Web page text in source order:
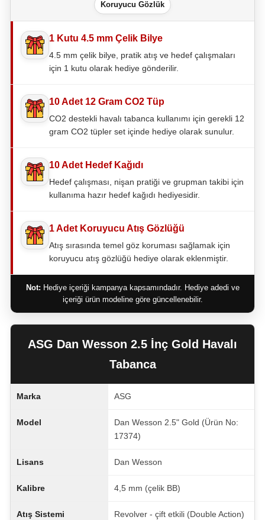
Koruyucu Gözlük
1 Kutu 4.5 mm Çelik Bilye
4.5 mm çelik bilye, pratik atış ve hedef çalışmaları
için 1 kutu olarak hediye gönderilir.
10 Adet 12 Gram CO2 Tüp
CO2 destekli havalı tabanca kullanımı için gerekli 12
gram CO2 tüpler set içinde hediye olarak sunulur.
10 Adet Hedef Kağıdı
Hedef çalışması, nişan pratiği ve grupman takibi için
kullanıma hazır hedef kağıdı hediyesidir.
1 Adet Koruyucu Atış Gözlüğü
Atış sırasında temel göz koruması sağlamak için
koruyucu atış gözlüğü hediye olarak eklenmiştir.
Not: Hediye içeriği kampanya kapsamındadır. Hediye adedi ve
içeriği ürün modeline göre güncellenebilir.
ASG Dan Wesson 2.5 İnç Gold Havalı
Tabanca
Marka ASG
Model
Dan Wesson 2.5" Gold (Ürün No:
17374)
Lisans Dan Wesson
Kalibre 4,5 mm (çelik BB)
Atış Sistemi Revolver - çift etkili (Double Action)